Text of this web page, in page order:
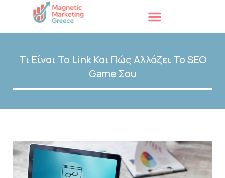
Τι Είναι Το Link Και Πώς Αλλάζει Το SEO
Game Σου